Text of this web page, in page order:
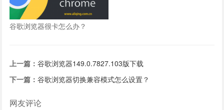
谷歌浏览器很卡怎么办？
上一篇：谷歌浏览器149.0.7827.103版下载
下一篇：谷歌浏览器切换兼容模式怎么设置？
网友评论